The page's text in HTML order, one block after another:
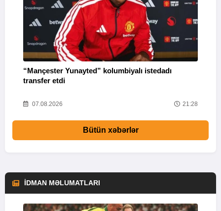
“Mançester Yunayted” kolumbiyalı istedadı
transfer etdi
07.08.2026 21:28
Bütün xəbərlər
İDMAN MƏLUMATLARI